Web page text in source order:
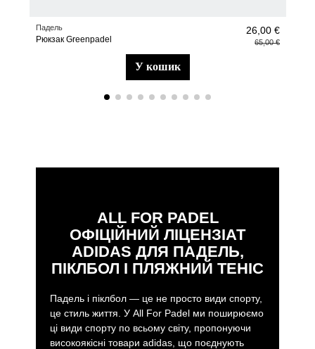
Падель
Рюкзак Greenpadel
26,00 €
65,00 €
у кошик
ALL FOR PADEL
ОФІЦІЙНИЙ ЛІЦЕНЗІАТ
ADIDAS ДЛЯ ПАДЕЛЬ,
ПІКЛБОЛ І ПЛЯЖНИЙ ТЕНІС
Падель і піклбол — це не просто види спорту,
це стиль життя. У All For Padel ми поширюємо
ці види спорту по всьому світу, пропонуючи
високоякісні товари adidas, що поєднують